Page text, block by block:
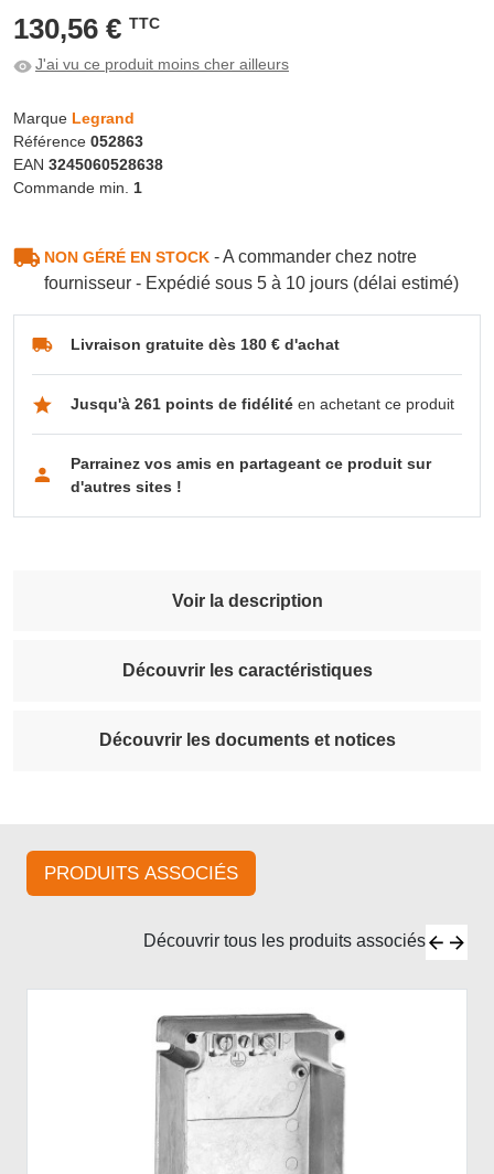
130,56 € TTC
J'ai vu ce produit moins cher ailleurs
Marque Legrand
Référence 052863
EAN 3245060528638
Commande min. 1
NON GÉRÉ EN STOCK- A commander chez notre
fournisseur - Expédié sous 5 à 10 jours (délai estimé)
Livraison gratuite dès 180 € d'achat
Jusqu'à 261 points de fidélitéen achetant ce produit
Parrainez vos amis en partageant ce produit sur
d'autres sites !
Voir la description
Découvrir les caractéristiques
Découvrir les documents et notices
PRODUITS ASSOCIÉS
Découvrir tous les produits associés